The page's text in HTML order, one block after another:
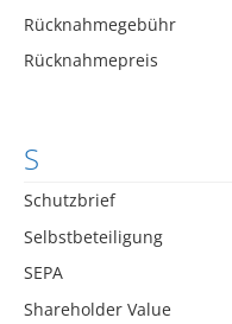
Rücknahmegebühr
Rücknahmepreis
S
Schutzbrief
Selbstbeteiligung
SEPA
Shareholder Value